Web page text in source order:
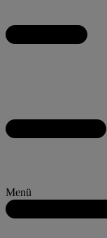
Menü